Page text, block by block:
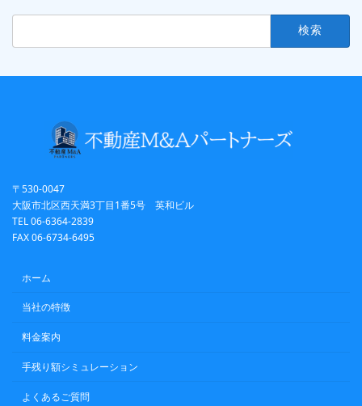
索:
〒530-0047
大阪市北区西天満3丁目1番5号 英和ビル
TEL 06-6364-2839
FAX 06-6734-6495
ホーム
当社の特徴
料金案内
手残り額シミュレーション
よくあるご質問